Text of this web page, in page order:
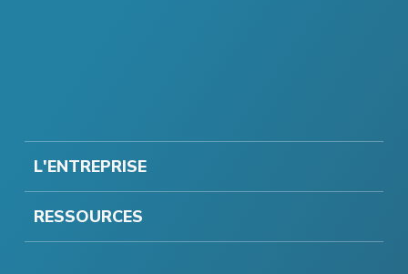
L'ENTREPRISE
RESSOURCES